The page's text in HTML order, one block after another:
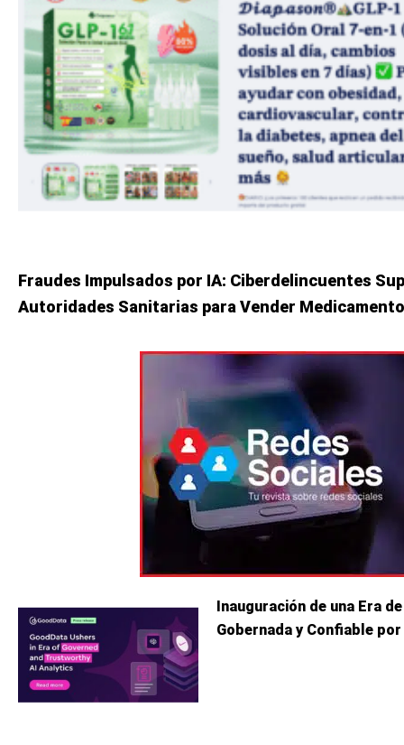
Fraudes Impulsados por IA: Ciberdelincuentes
Autoridades Sanitarias para Vender
Inauguración de una Era
Gobernada y Confiable